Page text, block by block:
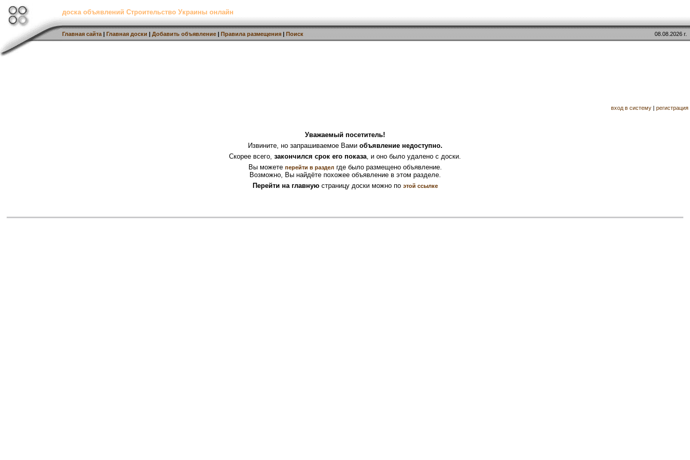
доска объявлений Строительство Украины онлайн
Главная сайта | Главная доски | Добавить объявление | Правила размещения | Поиск 08.08.2026 г.
вход в систему | регистрация
Уважаемый посетитель!
Извините, но запрашиваемое Вами объявление недоступно.
Скорее всего, закончился срок его показа, и оно было удалено с доски.
Вы можете перейти в разделгде было размещено объявление.
Возможно, Вы найдёте похожее объявление в этом разделе.
Перейти на главнуюстраницу доски можно по этой ссылке